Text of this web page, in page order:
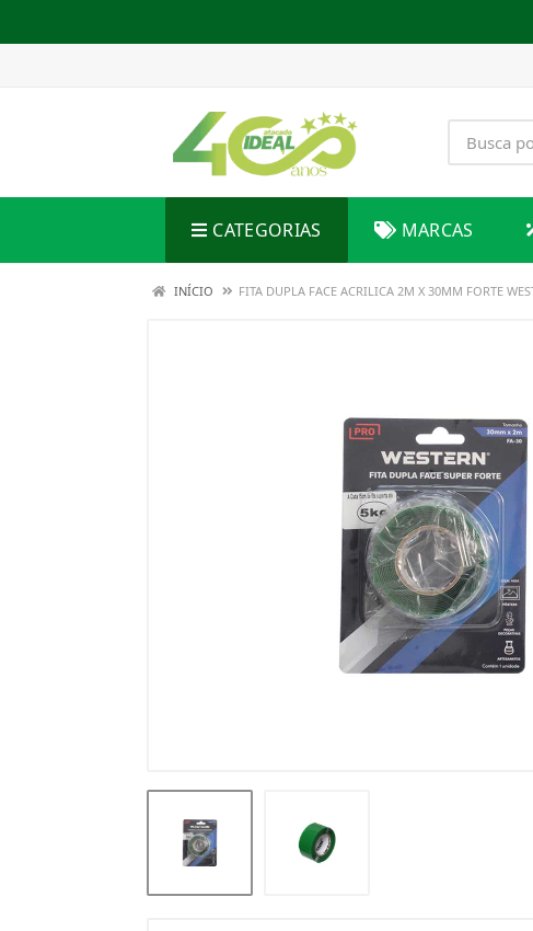
CATEGORIAS MARCAS
INÍCIO FITA DUPLA FACE ACRILICA 2M X 30MM FORTE